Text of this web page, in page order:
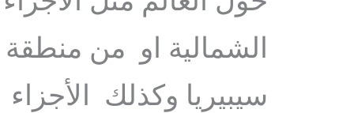
الشمالية او من منطقة
سيبيريا وكذلك الأجزاء